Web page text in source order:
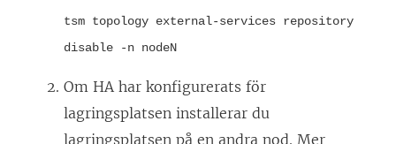
t
n
s
tsm topology external-services repository
disable -n nodeN
Om HA har konfigurerats för
lagringsplatsen installerar du
lagringsplatsen på en andra nod. Mer